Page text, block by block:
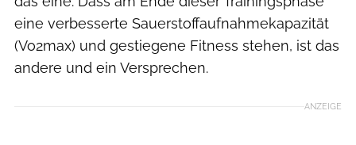
eine verbesserte Sauerstoffaufnahmekapazität
(Vo2max) und gestiegene Fitness stehen, ist das
andere und ein Versprechen.
ANZEIGE